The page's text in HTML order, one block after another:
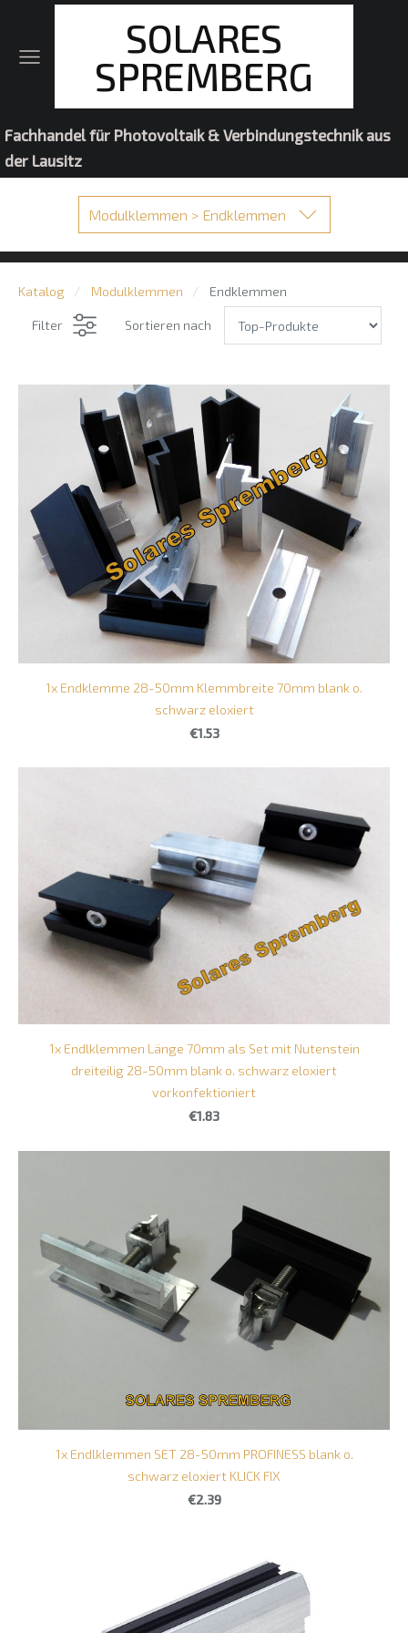
SOLARES
SPREMBERG
Fachhandel für Photovoltaik & Verbindungstechnik aus
der Lausitz
Modulklemmen > Endklemmen
Katalog Modulklemmen Endklemmen
Filter Sortieren nach
1x Endklemme 28-50mm Klemmbreite 70mm blank o.
schwarz eloxiert
€1.53
1x Endlklemmen Länge 70mm als Set mit Nutenstein
dreiteilig 28-50mm blank o. schwarz eloxiert
vorkonfektioniert
€1.83
1x Endlklemmen SET 28-50mm PROFINESS blank o.
schwarz eloxiert KLICK FIX
€2.39